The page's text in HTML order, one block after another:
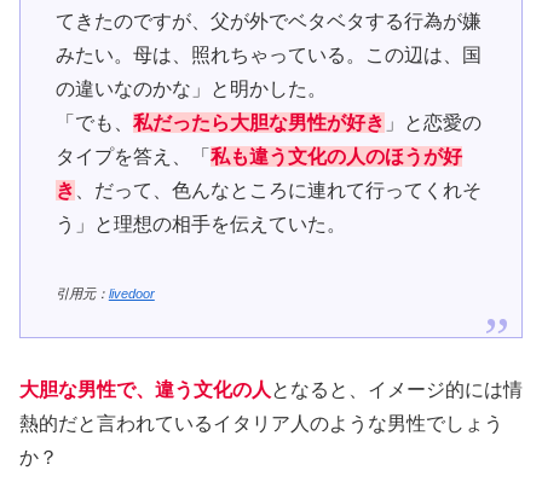
てきたのですが、父が外でベタベタする行為が嫌
みたい。母は、照れちゃっている。この辺は、国
の違いなのかな」と明かした。
「でも、 私だったら大胆な男性が好き 」と恋愛の
タイプを答え、「 私も違う文化の人のほうが好
き
、だって、色んなところに連れて行ってくれそ
う」と理想の相手を伝えていた。
引用元： livedoor
大胆な男性で、違う文化の人 となると、イメージ的には情
熱的だと言われているイタリア人のような男性でしょう
か？